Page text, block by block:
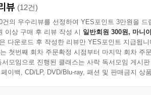
되돌아가는 삶이다. 그리고 현세를 구원하
삶에 젊음을 복원하는 법」중에서
못을 박기 위한 것이고, 무언가를 고정하
다. 가치는 목적에서 유래하며, 바로 여기
의 덫에 갇힐 것이다. 삶의 의미가 무엇인
치 있다고 여기는 것들을 반영한다고 가정
리기도 놀이가 될 때
치 있다
어떤 측면에서 괴물 같은 시대를 살고 있
뷰 (12건)
건의 우수리뷰를 선정하여 YES포인트 3만원을 드
이상 구매 후 리뷰 작성 시 일반회원 300원, 마니
다운로드 후 작성한 리뷰만 YES포인트 지급됩니
첫번째 회차 주문확정 시점부터 마지막 회차 주
서모임으로 진행된 클래스는 사락 독서모임 게시
이백, CD/LP, DVD/Blu-ray, 패션 및 판매금지 상